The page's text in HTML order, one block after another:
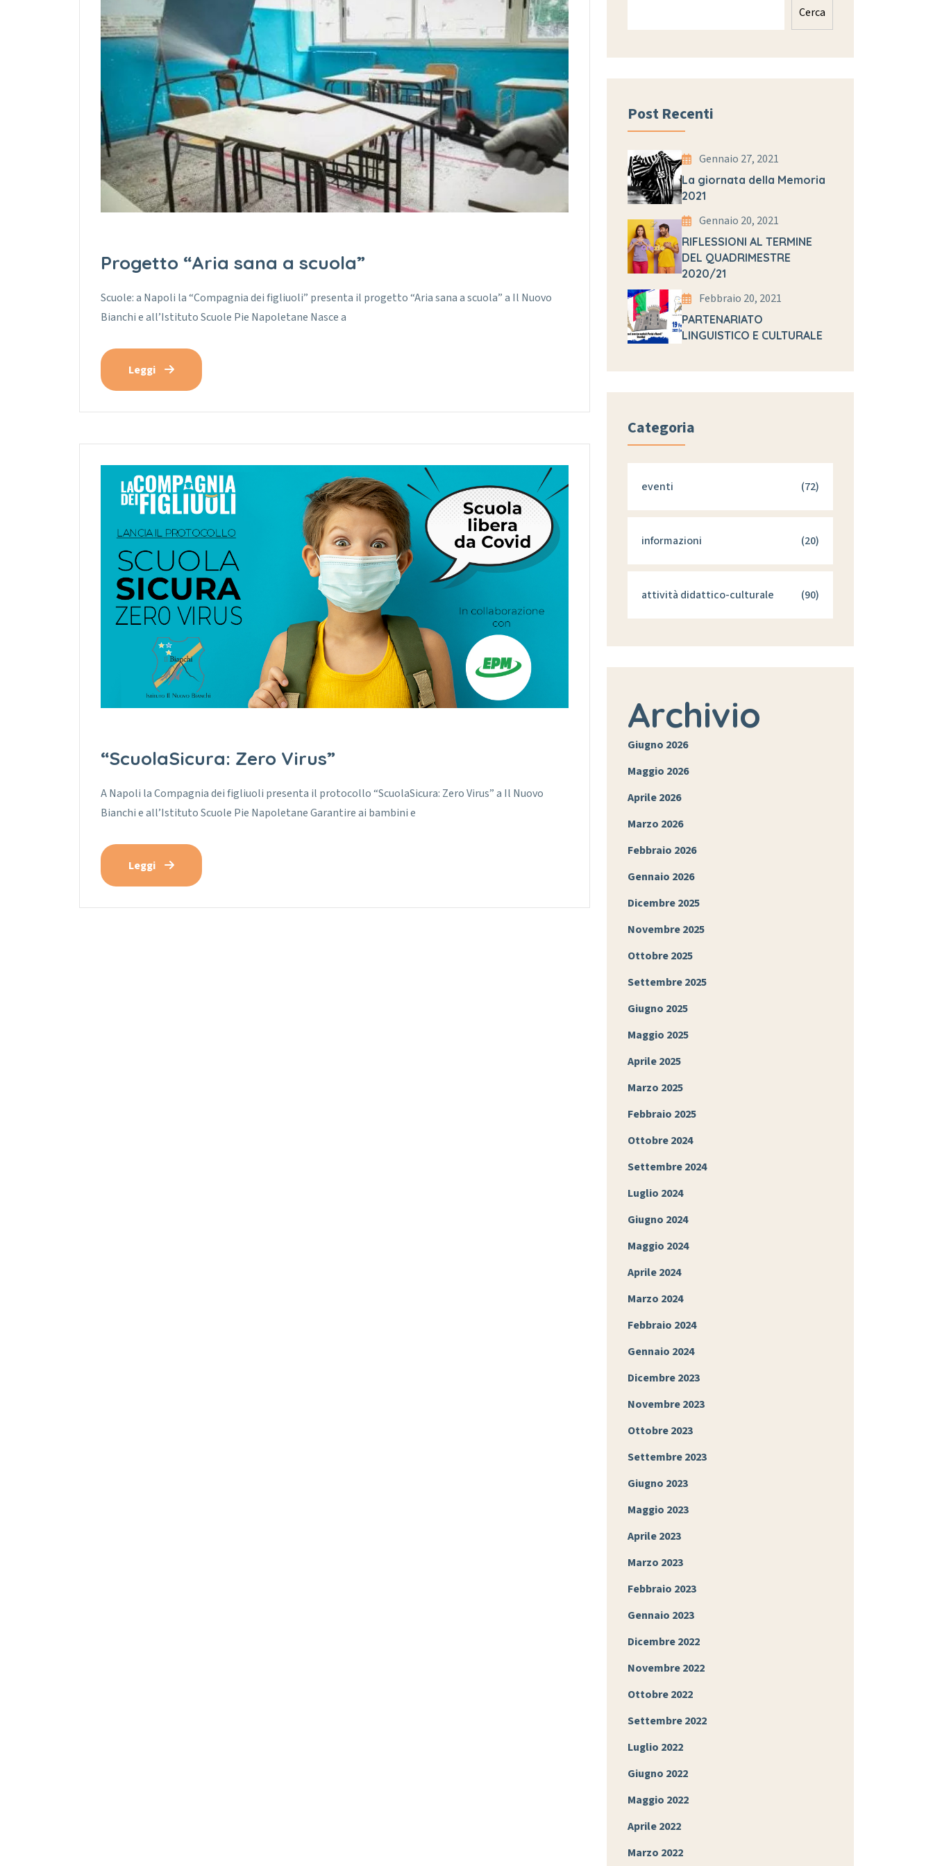
Progetto “Aria sana a scuola”
Scuole: a Napoli la “Compagnia dei figliuoli” presenta il progetto “Aria sana a scuola” a Il Nuovo
Bianchi e all’Istituto Scuole Pie Napoletane Nasce a
Leggi
“ScuolaSicura: Zero Virus”
A Napoli la Compagnia dei figliuoli presenta il protocollo “ScuolaSicura: Zero Virus” a Il Nuovo
Bianchi e all’Istituto Scuole Pie Napoletane Garantire ai bambini e
Leggi
Cerca
Post Recenti
Gennaio 27, 2021
La giornata della Memoria
2021
Gennaio 20, 2021
RIFLESSIONI AL TERMINE
DEL QUADRIMESTRE
2020/21
Febbraio 20, 2021
PARTENARIATO
LINGUISTICO E CULTURALE
Categoria
eventi (72)
informazioni (20)
attività didattico-culturale (90)
Archivio
Giugno 2026
Maggio 2026
Aprile 2026
Marzo 2026
Febbraio 2026
Gennaio 2026
Dicembre 2025
Novembre 2025
Ottobre 2025
Settembre 2025
Giugno 2025
Maggio 2025
Aprile 2025
Marzo 2025
Febbraio 2025
Ottobre 2024
Settembre 2024
Luglio 2024
Giugno 2024
Maggio 2024
Aprile 2024
Marzo 2024
Febbraio 2024
Gennaio 2024
Dicembre 2023
Novembre 2023
Ottobre 2023
Settembre 2023
Giugno 2023
Maggio 2023
Aprile 2023
Marzo 2023
Febbraio 2023
Gennaio 2023
Dicembre 2022
Novembre 2022
Ottobre 2022
Settembre 2022
Luglio 2022
Giugno 2022
Maggio 2022
Aprile 2022
Marzo 2022